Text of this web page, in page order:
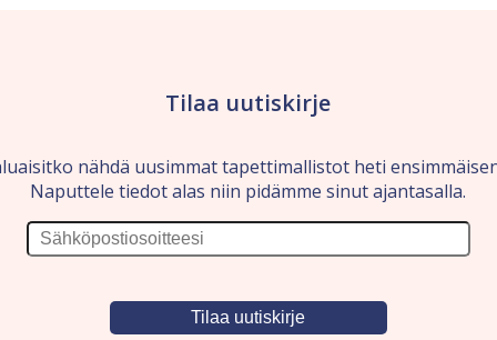
Tilaa uutiskirje
nähdä uusimmat tapettimallistot heti
Naputtele tiedot alas niin pidämme sinut ajantasalla.